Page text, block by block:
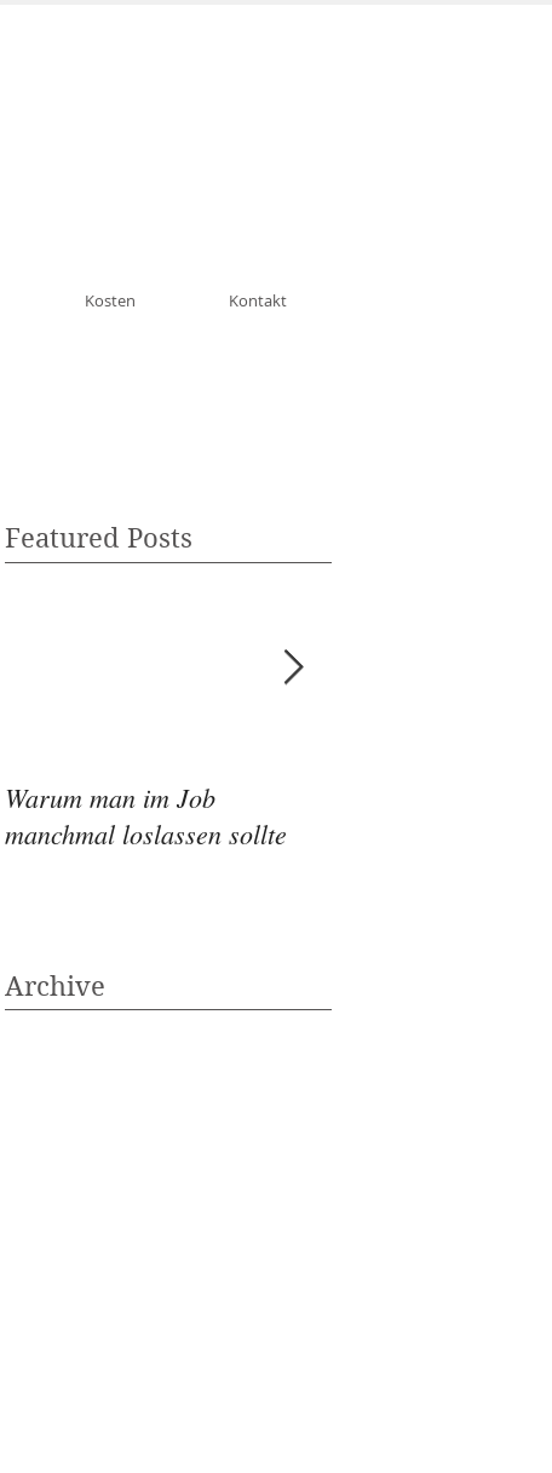
Kosten Kontakt
Featured Posts
Warum man im Job
manchmal loslassen sollte
Archive